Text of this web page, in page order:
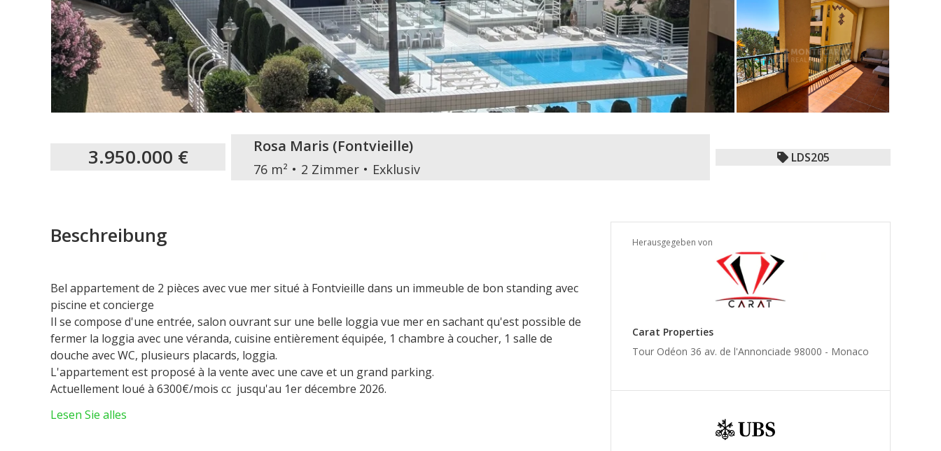
3.950.000 € Rosa Maris (Fontvieille)
76 m² 2 Zimmer Exklusiv
LDS205
Herausgegeben von
Carat Properties
Tour Odéon 36 av. de l'Annonciade 98000 - Monaco
Beschreibung
Bel appartement de 2 pièces avec vue mer situé à Fontvieille dans un immeuble de bon standing avec
piscine et concierge
Il se compose d'une entrée, salon ouvrant sur une belle loggia vue mer en sachant qu'est possible de
fermer la loggia avec une véranda, cuisine entièrement équipée, 1 chambre à coucher, 1 salle de
douche avec WC, plusieurs placards, loggia.
L'appartement est proposé à la vente avec une cave et un grand parking.
Actuellement loué à 6300€/mois cc jusqu'au 1er décembre 2026.
Lesen Sie alles